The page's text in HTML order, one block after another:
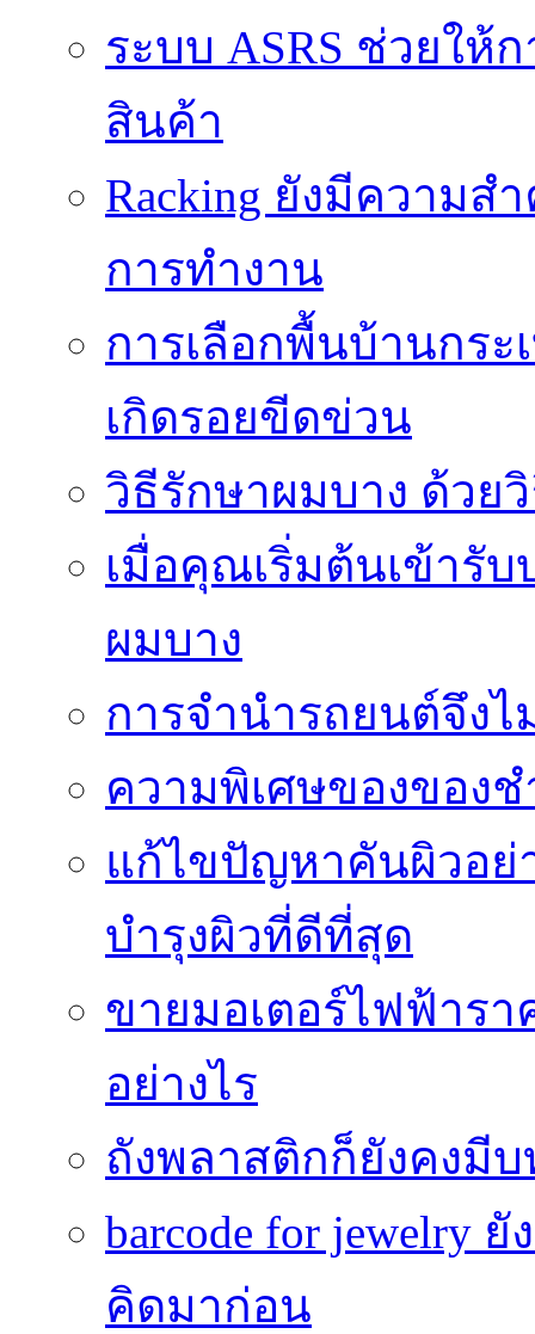
ระบบ ASRS ช่วยให้
สินค้า
Racking ยังมีความ
การทำงาน
การเลือกพื้นบ้านกร
เกิดรอยขีดข่วน
วิธีรักษาผมบาง ด้วย
เมื่อคุณเริ่มต้นเข้ารั
ผมบาง
การจำนำรถยนต์จึงไ
ความพิเศษของของ
แก้ไขปัญหาคันผิวอ
บำรุงผิวที่ดีที่สุด
ขายมอเตอร์ไฟฟ้าร
อย่างไร
ถังพลาสติกก็ยังคงมี
barcode for jewelry
คิดมาก่อน